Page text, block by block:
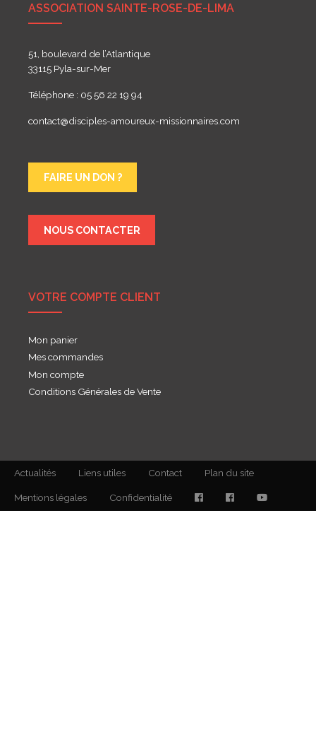
ASSOCIATION SAINTE-ROSE-DE-LIMA
51, boulevard de l’Atlantique
33115 Pyla-sur-Mer
Téléphone : 05 56 22 19 94
contact@disciples-amoureux-missionnaires.com
FAIRE UN DON ?
NOUS CONTACTER
VOTRE COMPTE CLIENT
Mon panier
Mes commandes
Mon compte
Conditions Générales de Vente
Actualités Liens utiles Contact Plan du site
Mentions légales Confidentialité